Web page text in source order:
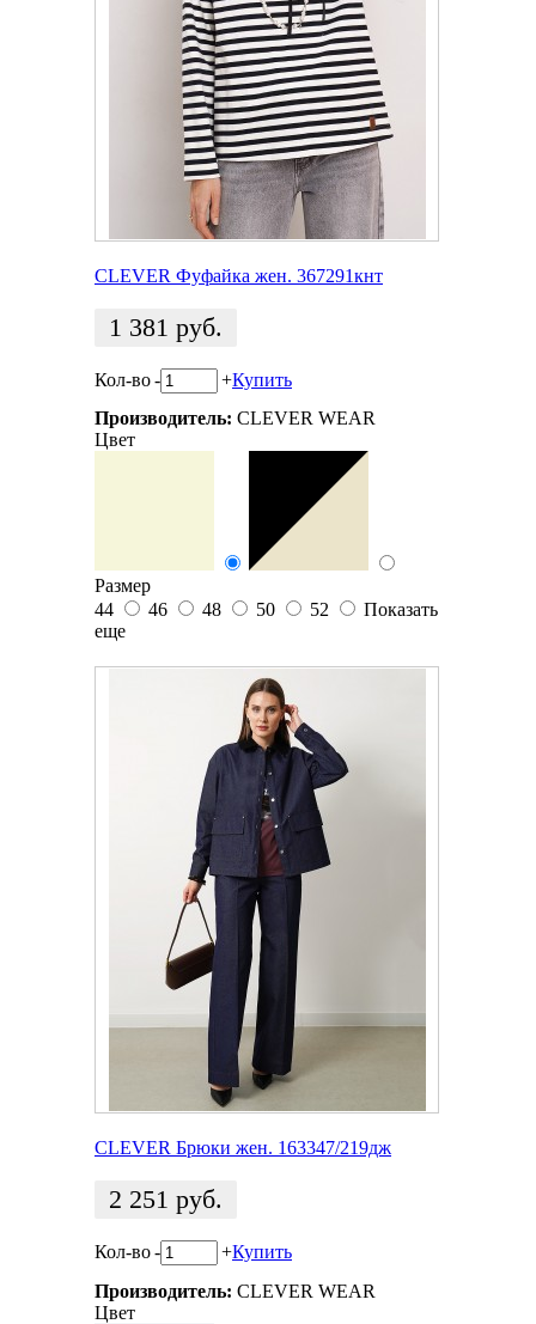
CLEVER Фуфайка жен. 367291кнт
1 381 руб.
Кол-во- +Купить
Производитель: CLEVER WEAR
Цвет
Размер
44
46 48 50 52
Показать
еще
CLEVER Брюки жен. 163347/219дж
2 251 руб.
Кол-во- +Купить
Производитель: CLEVER WEAR
Цвет